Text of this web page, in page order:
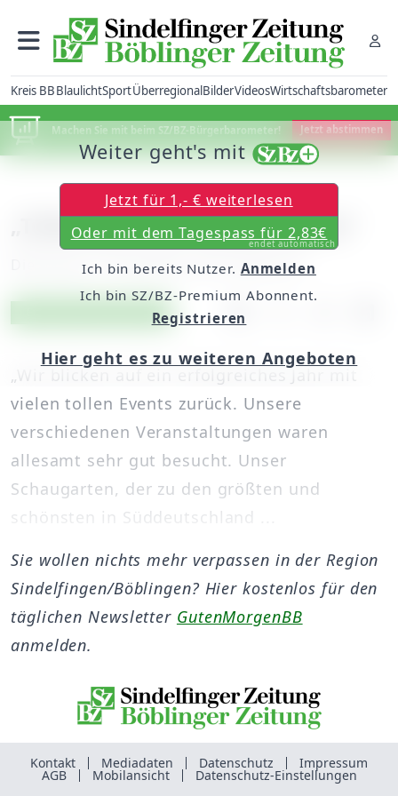
Kreis BBBlaulichtSportÜberregionalBilderVideosWirtschaftsbarometer
Machen Sie mit beim SZ/BZ-Bürgerbarometer! Jetzt abstimmen
„Tolles Jahr mit vielen Events“
Dienstag, 31. Dezember 2013, 00:00 Uhr
Artikel vorlesen
Exklusiv für Abonnenten
„Wir blicken auf ein erfolgreiches Jahr mit
vielen tollen Events zurück. Unsere
verschiedenen Veranstaltungen waren
allesamt sehr gut besucht. Unser
Schaugarten, der zu den größten und
schönsten in Süddeutschland ...
Weiter geht's mit
Jetzt für 1,- € weiterlesen
Oder mit dem Tagespass für 2,83€
endet automatisch
Ich bin bereits Nutzer. Anmelden
Ich bin SZ/BZ-Premium Abonnent.
Registrieren
Hier geht es zu weiteren Angeboten
Sie wollen nichts mehr verpassen in der Region
Sindelfingen/Böblingen? Hier kostenlos für den
täglichen Newsletter GutenMorgenBB
anmelden.
Kontakt Mediadaten Datenschutz Impressum
AGB Mobilansicht Datenschutz-Einstellungen